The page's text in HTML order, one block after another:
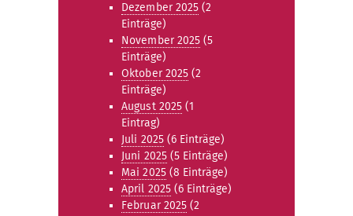
Dezember 2025 (2
Einträge)
November 2025 (5
Einträge)
Oktober 2025 (2
Einträge)
August 2025 (1
Eintrag)
Juli 2025(6 Einträge)
Juni 2025(5 Einträge)
Mai 2025(8 Einträge)
April 2025 (6 Einträge)
Februar 2025 (2